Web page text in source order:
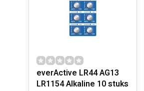
everActive LR44 AG13
LR1154 Alkaline 10 stuks